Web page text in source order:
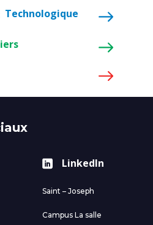
Technologique
LinkedIn
Saint – Joseph
Campus La salle